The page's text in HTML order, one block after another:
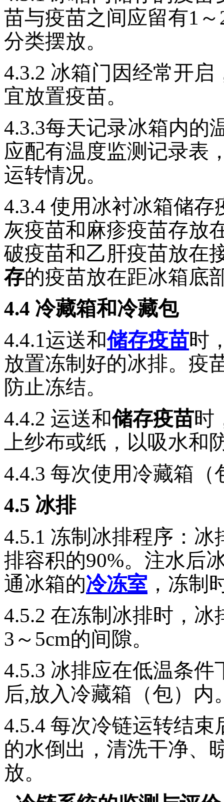
苗与疫苗之间应留有1
分类摆放。
4.3.2 冰箱门因经常开启
宜放置疫苗。
4.3.3每天记录冰箱内的
应配有温度监测记录表
运转情况。
4.3.4 使用冰衬冰箱储存
灰疫苗和麻疹疫苗存放
破疫苗和乙肝疫苗放在
存的疫苗放在距冰箱底
4.4 冷藏箱和冷藏包
4.4.1运送和储存疫苗时
放置冻制好的冰排。疫
防止冻结。
4.4.2 运送和储存疫苗时
上纱布或纸，以吸水和
4.4.3 每次使用冷藏箱（
4.5 冰排
4.5.1 冻制冰排程序：冰
排容积的90%。注水后
通冰箱的冷冻室 ，冻制
4.5.2 在冻制冰排时，冰
3～5cm的间隙。
4.5.3 冰排应在低温条件
后,放入冷藏箱（包）内
4.5.4 每次冷链运转结束
的水倒出，清洗干净、
放。